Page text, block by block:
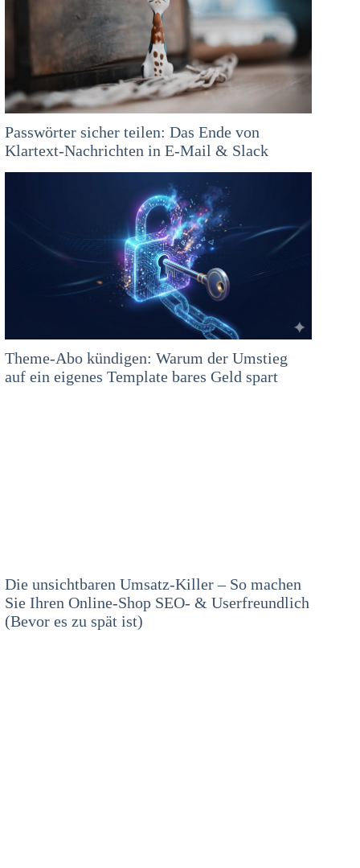
Passwörter sicher teilen: Das Ende von
Klartext-Nachrichten in E-Mail & Slack
Theme-Abo kündigen: Warum der Umstieg
auf ein eigenes Template bares Geld spart
Die unsichtbaren Umsatz-Killer – So machen
Sie Ihren Online-Shop SEO- & Userfreundlich
(Bevor es zu spät ist)